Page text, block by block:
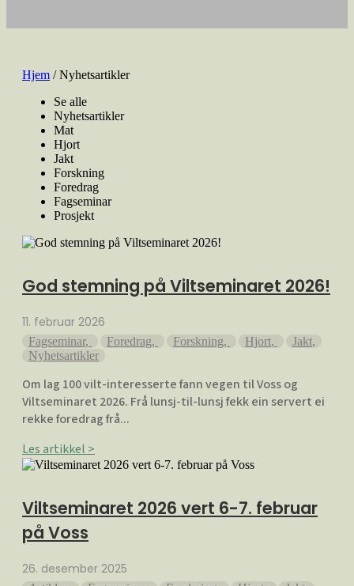
Hjem / Nyhetsartikler
Se alle
Nyhetsartikler
Mat
Hjort
Jakt
Forskning
Foredrag
Fagseminar
Prosjekt
God stemning på Viltseminaret 2026!
11. februar 2026
Fagseminar, Foredrag, Forskning, Hjort, Jakt,
Nyhetsartikler
Om lag 100 vilt-interesserte fann vegen til Voss og
Viltseminaret 2026. Frå lunsj-til-lunsj fekk ein servert ei
rekke foredrag frå...
Les artikkel >
Viltseminaret 2026 vert 6-7. februar
på Voss
26. desember 2025